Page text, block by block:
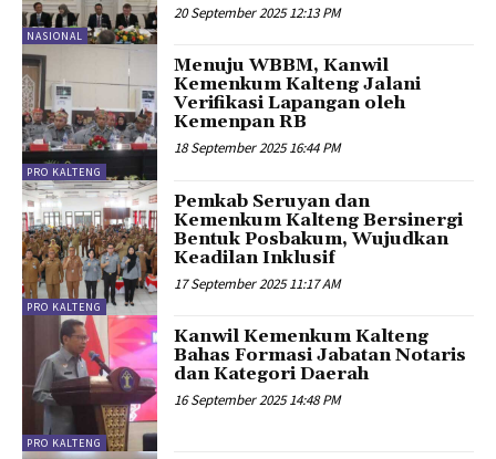
NASIONAL
20 September 2025 12:13 PM
PRO KALTENG
Menuju WBBM, Kanwil
Kemenkum Kalteng Jalani
Verifikasi Lapangan oleh
Kemenpan RB
18 September 2025 16:44 PM
PRO KALTENG
Pemkab Seruyan dan
Kemenkum Kalteng Bersinergi
Bentuk Posbakum, Wujudkan
Keadilan Inklusif
17 September 2025 11:17 AM
PRO KALTENG
Kanwil Kemenkum Kalteng
Bahas Formasi Jabatan Notaris
dan Kategori Daerah
16 September 2025 14:48 PM